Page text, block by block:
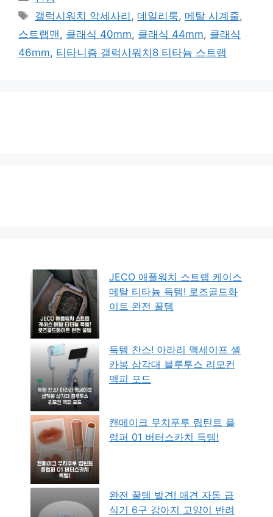
테
리
태
그
갤럭시워치 악세사리 ,데일리룩, 메탈 시계줄,
스트랩맨, 클래식 40mm, 클래식 44mm, 클래식
46mm, 티타니즘 갤럭시워치8 티타늄 스트랩
JECO 애플워치 스트랩 케이스
메탈 티타늄 득템! 로즈골드화
이트 완전 꿀템
득템 찬스! 아라리 맥세이프 셀
카봉 삼각대 블루투스 리모컨
맥피 포드
캔메이크 무치푸루 립틴트 플
럼퍼 01 버터스카치 득템!
완전 꿀템 발견! 애견 자동 급
식기 6구 강아지 고양이 반려